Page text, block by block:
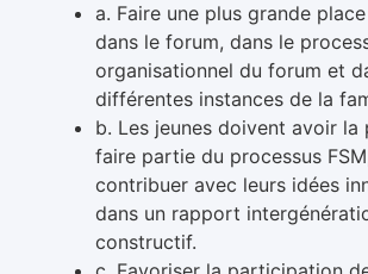
a. Faire une plus grande
dans le forum, dans le
organisationnel du forum et
différentes instances de la
b. Les jeunes doivent avoir la
faire partie du processus
contribuer avec leurs idées
dans un rapport
constructif.